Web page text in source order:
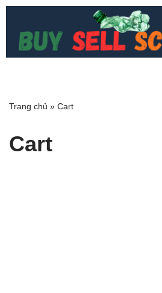
Chuyển
đến
nội
Trang chủ » Cart
Cart